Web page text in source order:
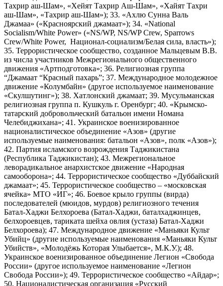
Тахрир аш-Шам», «Хейят Тахрир Аш-Шам», «Хайят Тахри
аш-Шам», «Тахрир аш-Шам»); 33. «Ахлю Сунна Валь
Джамаа» («Красноярский джамаат»); 34. «National
Socialism/White Power» («NS/WP, NS/WP Crew, Sparrows
Crew/White Power, Национал-социализм/Белая сила, власть»);
35. Террористическое сообщество, созданное Мальцевым В.В.
из числа участников Межрегионального общественного
движения «Артподготовка»; 36. Религиозная группа
“Джамаат “Красный пахарь”; 37. Международное молодежное
движение «Колумбайн» (другое используемое наименование
«Скулшутинг»); 38. Хатлонский джамаат; 39. Мусульманская
религиозная группа п. Кушкуль г. Оренбург; 40. «Крымско-
татарский добровольческий батальон имени Номана
Челебиджихана»; 41. Украинское военизированное
националистическое объединение «Азов» (другие
используемые наименования: батальон «Азов», полк «Азов»);
42. Партия исламского возрождения Таджикистана
(Республика Таджикистан); 43. Межрегиональное
леворадикальное анархистское движение «Народная
самооборона»; 44. Террористическое сообщество «Дуббайский
джамаат»; 45. Террористическое сообщество – «московская
ячейка» МТО «ИГ»; 46. Боевое крыло группы (вирда)
последователей (мюидов, мурдов) религиозного течения
Батал-Хаджи Белхороева (Батал-Хаджи, баталхаджинцев,
белхороевцев, тариката шейха овлия (устаза) Батал-Хаджи
Белхороева); 47. Международное движение «Маньяки Культ
Убийц» (другие используемые наименования «Маньяки Культ
Убийств», «Молодёжь Которая Улыбается», М.К.У.); 48.
Украинское военизированное объединение Легион «Свобода
России» (другое используемое наименование «Легион
Свобода России»); 49. Террористическое сообщество «Айдар»;
50. Националистическая организация «Русский